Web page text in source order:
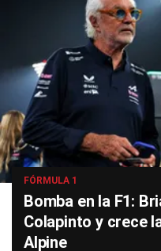
FÓRMULA 1
Bomba en la F1:
Colapinto y crece
Alpine